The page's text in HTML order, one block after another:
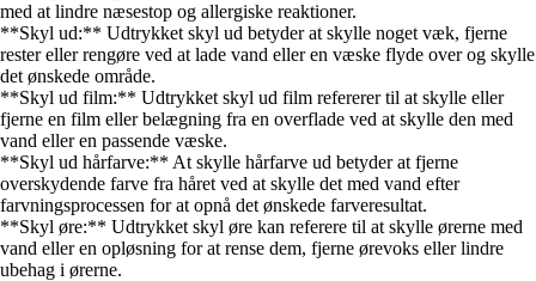
med at lindre næsestop og allergiske reaktioner.
**Skyl ud:** Udtrykket skyl ud betyder at skylle noget væk, fjerne
rester eller rengøre ved at lade vand eller en væske flyde over og skylle
det ønskede område.
**Skyl ud film:** Udtrykket skyl ud film refererer til at skylle eller
fjerne en film eller belægning fra en overflade ved at skylle den med
vand eller en passende væske.
**Skyl ud hårfarve:** At skylle hårfarve ud betyder at fjerne
overskydende farve fra håret ved at skylle det med vand efter
farvningsprocessen for at opnå det ønskede farveresultat.
**Skyl øre:** Udtrykket skyl øre kan referere til at skylle ørerne med
vand eller en opløsning for at rense dem, fjerne ørevoks eller lindre
ubehag i ørerne.